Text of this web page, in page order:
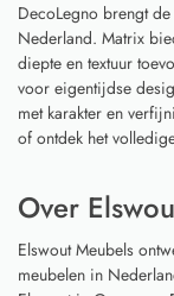
DecoLegno brengt
Nederland. Matrix
diepte en textuur
voor eigentijdse
met karakter en
of ontdek het
Over
Elswout Meubels
meubelen in